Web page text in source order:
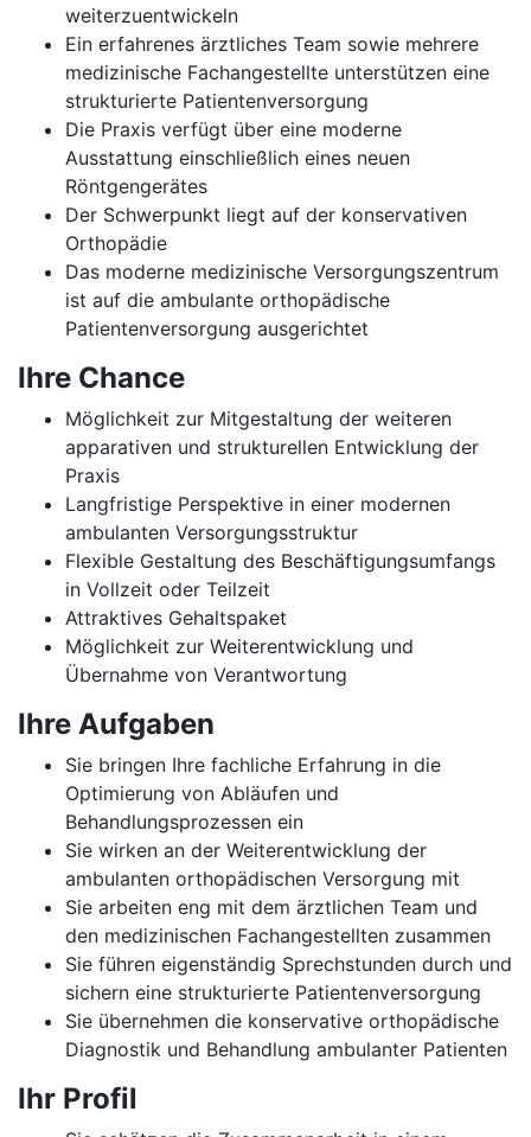
weiterzuentwickeln
Ein erfahrenes ärztliches Team sowie mehrere
medizinische Fachangestellte unterstützen eine
strukturierte Patientenversorgung
Die Praxis verfügt über eine moderne
Ausstattung einschließlich eines neuen
Röntgengerätes
Der Schwerpunkt liegt auf der konservativen
Orthopädie
Das moderne medizinische Versorgungszentrum
ist auf die ambulante orthopädische
Patientenversorgung ausgerichtet
Ihre Chance
Möglichkeit zur Mitgestaltung der weiteren
apparativen und strukturellen Entwicklung der
Praxis
Langfristige Perspektive in einer modernen
ambulanten Versorgungsstruktur
Flexible Gestaltung des Beschäftigungsumfangs
in Vollzeit oder Teilzeit
Attraktives Gehaltspaket
Möglichkeit zur Weiterentwicklung und
Übernahme von Verantwortung
Ihre Aufgaben
Sie bringen Ihre fachliche Erfahrung in die
Optimierung von Abläufen und
Behandlungsprozessen ein
Sie wirken an der Weiterentwicklung der
ambulanten orthopädischen Versorgung mit
Sie arbeiten eng mit dem ärztlichen Team und
den medizinischen Fachangestellten zusammen
Sie führen eigenständig Sprechstunden durch und
sichern eine strukturierte Patientenversorgung
Sie übernehmen die konservative orthopädische
Diagnostik und Behandlung ambulanter Patienten
Ihr Profil